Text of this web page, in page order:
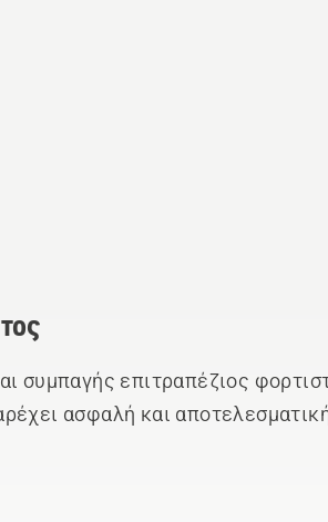
συμπαγής επιτραπέζιος
ασφαλή και